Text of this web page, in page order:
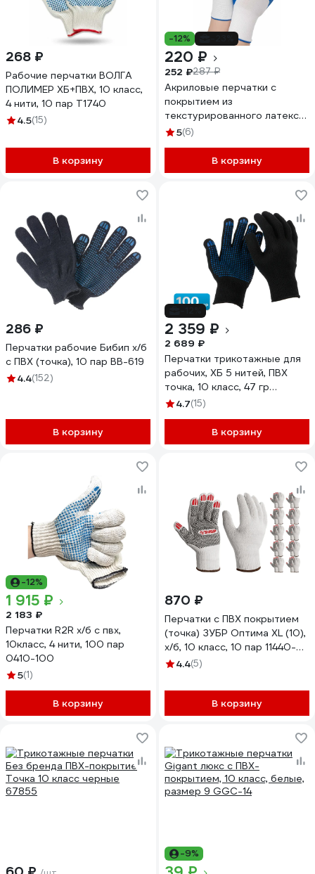
268 ₽
Рабочие перчатки ВОЛГА
ПОЛИМЕР ХБ+ПВХ, 10 класс,
4 нити, 10 пар Т1740
4.5(15)
В корзину
-12%
220 ₽
252 ₽287 ₽
Акриловые перчатки с
покрытием из
текстурированного латекса
Gigant Сигнал размер 10
5(6)
В корзину
286 ₽
Перчатки рабочие Бибип х/б
с ПВХ (точка), 10 пар BB-619
4.4(152)
В корзину
2 359 ₽
2 689 ₽
Перчатки трикотажные для
рабочих, ХБ 5 нитей, ПВХ
точка, 10 класс, 47 гр
(упаковка 100 пар) Sebmet
4.7(15)
В корзину
-12%
1 915 ₽
2 183 ₽
Перчатки R2R х/б с пвх,
10класс, 4 нити, 100 пар
0410-100
5(1)
В корзину
870 ₽
Перчатки с ПВХ покрытием
(точка) ЗУБР Оптима XL (10),
х/б, 10 класс, 10 пар 11440-
XL10
4.4(5)
В корзину
-9%